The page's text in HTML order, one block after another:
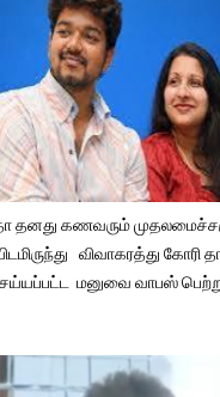
தனது கணவரும்
விவாகரத்து கோரி
மனுவை வாபஸ்